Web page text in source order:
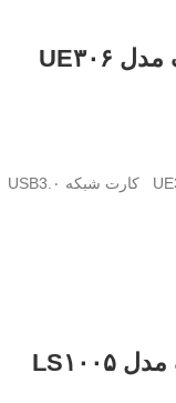
معرفی کارت شبکه USB3.۰ تی پی لینک مدل UE306 کارت شبکه USB3.۰